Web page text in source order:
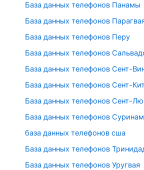
База данных телефонов Панамы
База данных телефонов
База данных телефонов Перу
База данных телефонов
База данных телефонов Сент-
База данных телефонов Сент-
База данных телефонов Сент-
База данных телефонов
база данных телефонов сша
База данных телефонов
База данных телефонов Уругвая